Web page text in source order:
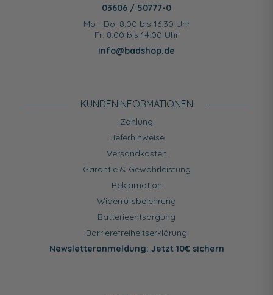
03606 / 50777-0
Mo - Do: 8.00 bis 16.30 Uhr
Fr: 8.00 bis 14.00 Uhr
info@badshop.de
KUNDEN­INFORMATIONEN
Zahlung
Lieferhinweise
Versandkosten
Garantie & Gewährleistung
Reklamation
Widerrufsbelehrung
Batterieentsorgung
Barrierefreiheitserklärung
Newsletteranmeldung: Jetzt 10€ sichern